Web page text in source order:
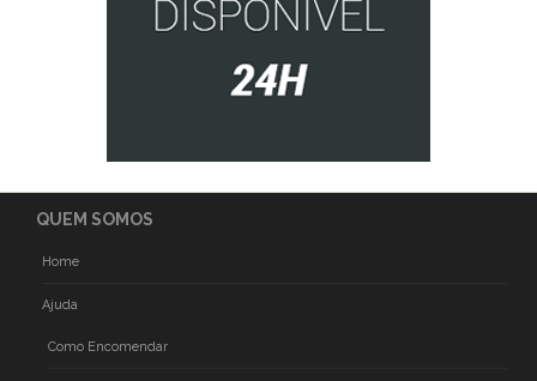
QUEM SOMOS
Home
Ajuda
Como Encomendar